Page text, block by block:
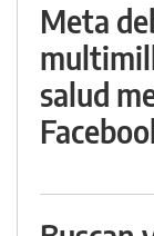
Meta
salud